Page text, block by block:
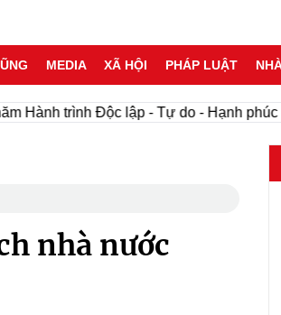
MEDIA XÃ HỘI PHÁP LUẬT
trình Độc lập - Tự do - Hạnh phúc
nhà nước